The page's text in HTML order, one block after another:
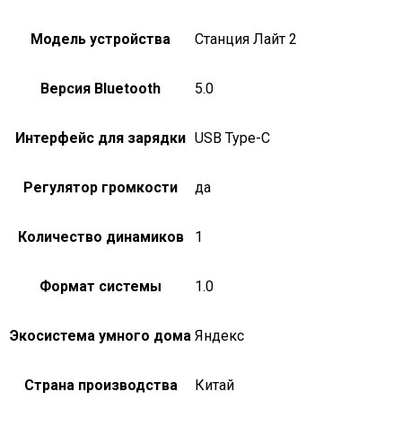
Модель устройства Станция Лайт 2
Версия Bluetooth 5.0
Интерфейс для зарядки USB Type-C
Регулятор громкости да
Количество динамиков 1
Формат системы 1.0
Экосистема умного дома Яндекс
Страна производства Китай